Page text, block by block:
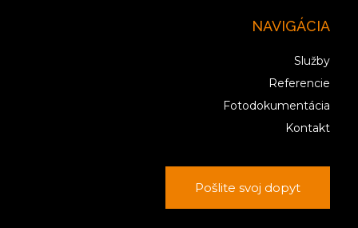
NAVIGÁCIA
Služby
Referencie
Fotodokumentácia
Kontakt
Pošlite svoj dopyt